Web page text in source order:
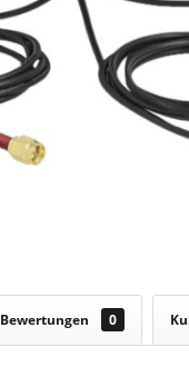
Bewertungen 0